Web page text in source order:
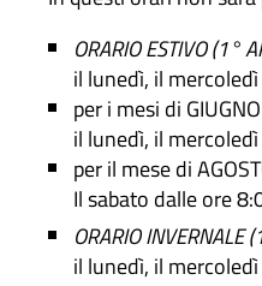
ORARIO ESTIVO (1°
il lunedì, il
per i mesi di
il lunedì, il
per il mese di
Il sabato dalle ore
ORARIO INVERNALE
il lunedì, il